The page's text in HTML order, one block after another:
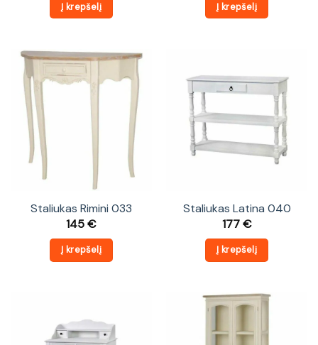
Į krepšelį Į krepšelį
Staliukas Rimini 033
145€
Į krepšelį
Staliukas Latina 040
177€
Į krepšelį